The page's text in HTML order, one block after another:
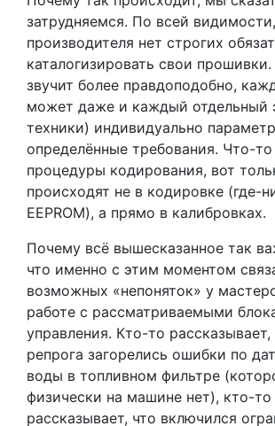
затрудняемся. По всей
производителя нет строгих
каталогизировать свои
звучит более правдоподобно,
может даже и каждый отдельный
техники) индивидуально
определённые требования. Что-то
процедуры кодирования, вот
происходят не в кодировке (где-
EEPROM), а прямо в калибровках.
Почему всё вышесказанное так
что именно с этим моментом
возможных «непоняток» у
работе с рассматриваемыми
управления. Кто-то рассказывает,
репрога загорелись ошибки по
воды в топливном фильтре
физически на машине нет), кто-то
рассказывает, что включился